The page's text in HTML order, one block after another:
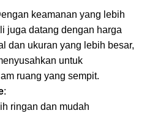
keamanan yang lebih
juga datang dengan harga
dan ukuran yang lebih besar,
untuk
ruang yang sempit.
:
ringan dan mudah